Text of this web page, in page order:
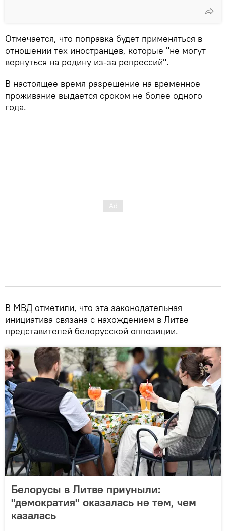
Отмечается, что поправка будет применяться в
отношении тех иностранцев, которые "не могут
вернуться на родину из-за репрессий".
В настоящее время разрешение на временное
проживание выдается сроком не более одного
года.
В МВД отметили, что эта законодательная
инициатива связана с нахождением в Литве
представителей белорусской оппозиции.
Белорусы в Литве приуныли:
"демократия" оказалась не тем, чем
казалась